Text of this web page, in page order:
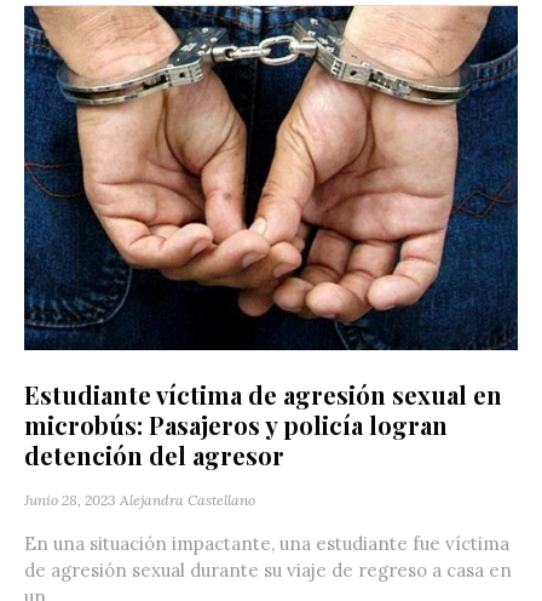
Estudiante víctima de agresión sexual en
microbús: Pasajeros y policía logran
detención del agresor
Junio 28, 2023 Alejandra Castellano
En una situación impactante, una estudiante fue víctima
de agresión sexual durante su viaje de regreso a casa en
un...